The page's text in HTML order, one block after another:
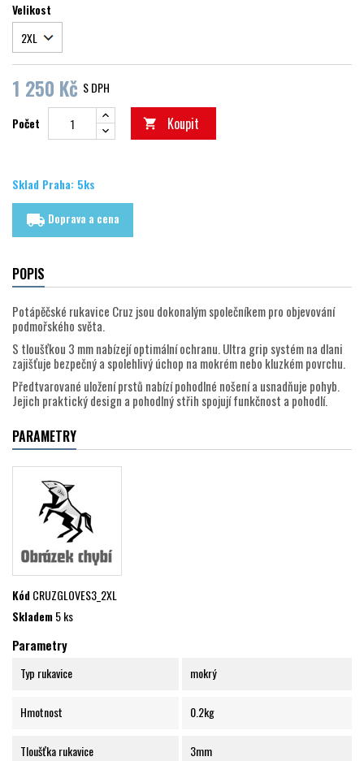
Velikost
1 250 Kč S DPH
Počet  Koupit
Sklad Praha: 5ks
local_shipping Doprava a cena
POPIS
Potápěčské rukavice Cruz jsou dokonalým společníkem pro objevování
podmořského světa.
S tloušťkou 3 mm nabízejí optimální ochranu. Ultra grip systém na dlani
zajišťuje bezpečný a spolehlivý úchop na mokrém nebo kluzkém povrchu.
Předtvarované uložení prstů nabízí pohodlné nošení a usnadňuje pohyb.
Jejich praktický design a pohodlný střih spojují funkčnost a pohodlí.
PARAMETRY
KódCRUZGLOVES3_2XL
Skladem5 ks
Parametry
Typ rukavice mokrý
Hmotnost 0.2kg
Tloušťka rukavice 3mm